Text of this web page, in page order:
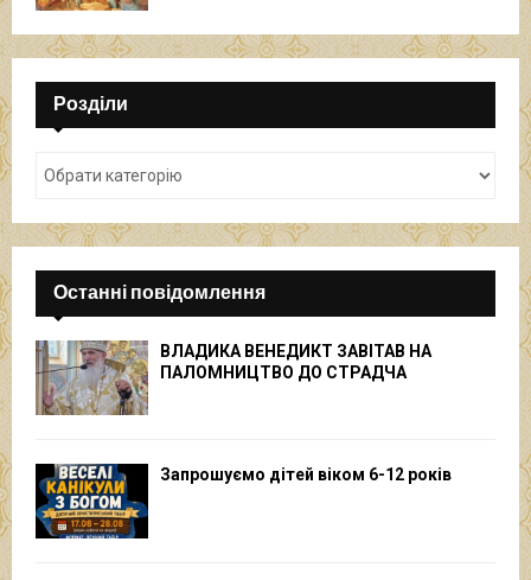
Розділи
Останні повідомлення
ВЛАДИКА ВЕНЕДИКТ ЗАВІТАВ НА
ПАЛОМНИЦТВО ДО СТРАДЧА
Запрошуємо дітей віком 6-12 років